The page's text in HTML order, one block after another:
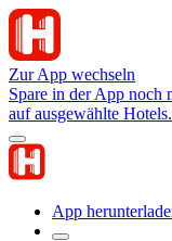
Zur App wechseln
Spare in der App noch
auf ausgewählte Hotels.
App